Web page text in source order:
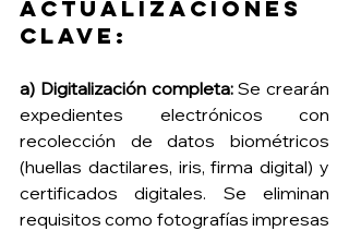
actualizaciones
clave:
a) Digitalización completa: Se crearán
expedientes electrónicos con
recolección de datos biométricos
(huellas dactilares, iris, firma digital) y
certificados digitales. Se eliminan
requisitos como fotografías impresas